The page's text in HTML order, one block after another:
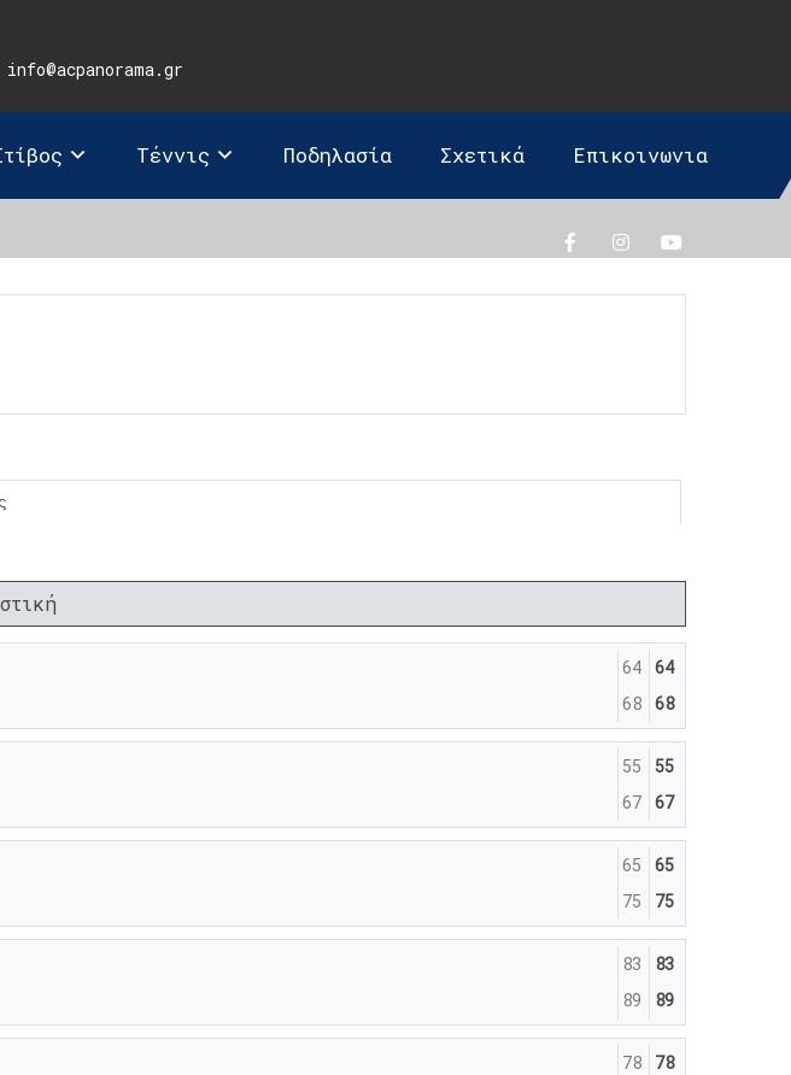
info@acpanorama.gr
Τέννις Ποδηλασία Σχετικά Επικοινωνια
64
68
64
68
55
67
55
67
65
75
65
75
83
89
83
89
78
78